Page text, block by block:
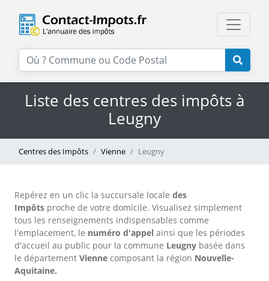
Liste des centres des impôts à
Leugny
Centres des Impôts Vienne Leugny
Repérez en un clic la succursale locale des
Impôts proche de votre domicile. Visualisez simplement
tous les renseignements indispensables comme
l'emplacement, le numéro d'appel ainsi que les périodes
d'accueil au public pour la commune Leugny basée dans
le département Vienne composant la région Nouvelle-
Aquitaine.